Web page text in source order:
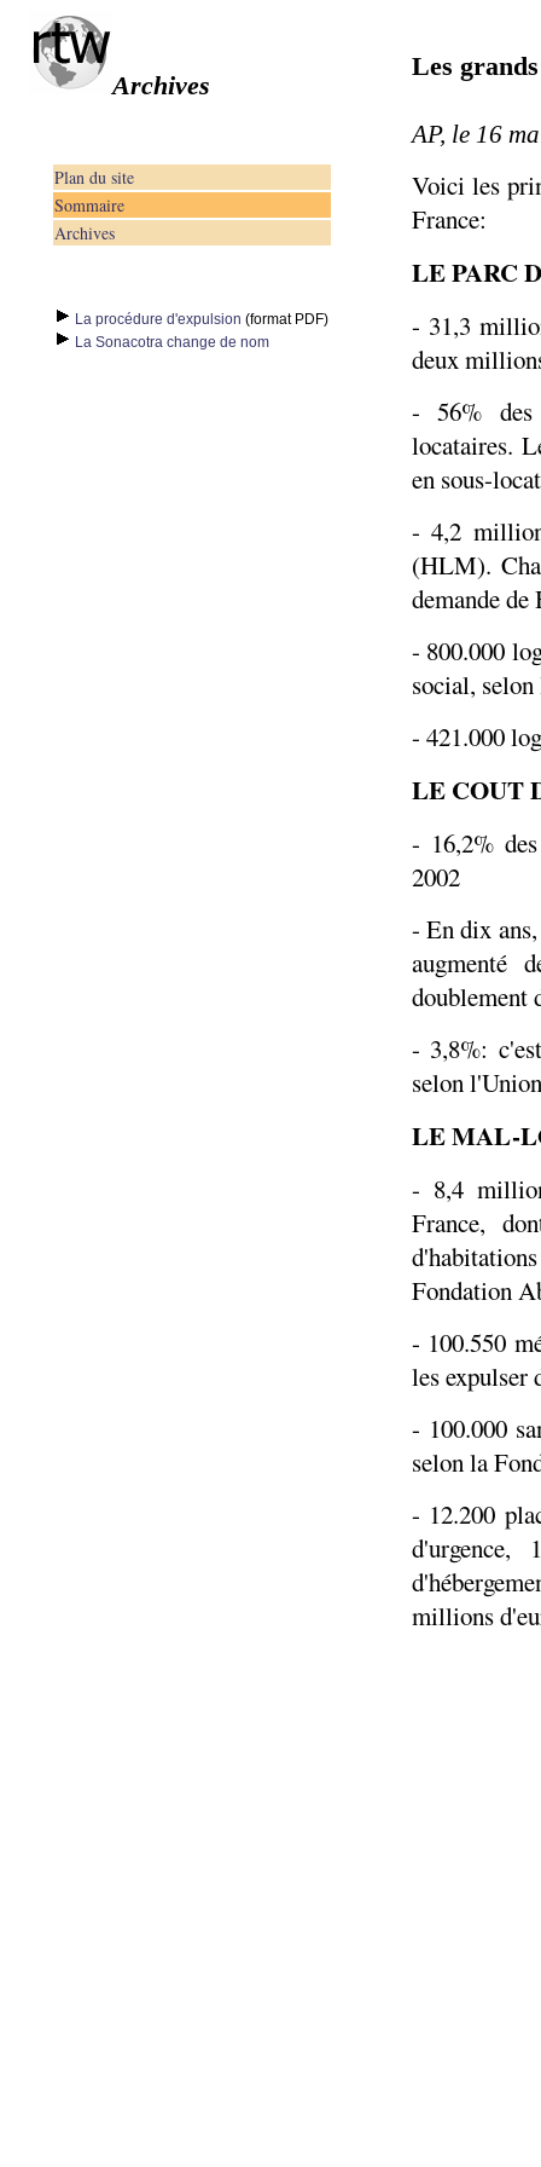
Archives
Les
Plan du site
Sommaire
Archives
La procédure d'expulsion (format PDF)
La Sonacotra change de nom
AP, le 16
Voici les
France:
LE PARC
- 31,3
deux
- 56% des
locataires.
en sous-
- 4,2
(HLM).
demande
- 800.000
social,
- 421.000
LE COUT
- 16,2%
2002
- En dix
augmenté
doublement
- 3,8%:
selon
LE MAL-
- 8,4
France,
Fondation
- 100.550
les expulser
- 100.000
selon la
- 12.200
d'urgence,
millions